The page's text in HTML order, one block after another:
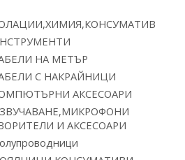
НА МЕТЪР
С НАКРАЙНИЦИ
АКСЕСОАРИ
И АКСЕСОАРИ